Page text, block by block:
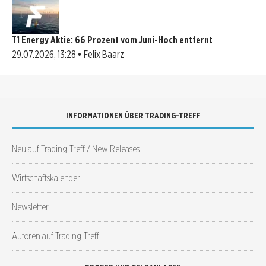
T1 Energy Aktie: 66 Prozent vom Juni-Hoch entfernt
29.07.2026, 13:28 • Felix Baarz
INFORMATIONEN ÜBER TRADING-TREFF
Neu auf Trading-Treff / New Releases
Wirtschaftskalender
Newsletter
Autoren auf Trading-Treff